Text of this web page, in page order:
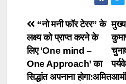
Post
navigation
“नो मनी फॉर टेरर” के
लक्ष्य को प्राप्त करने के
लिए ‘One mind –
One Approach’ का
सिद्धांत अपनाना होगा:अमित